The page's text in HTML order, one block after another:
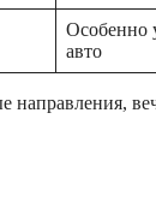
Особенно
авто
направления,